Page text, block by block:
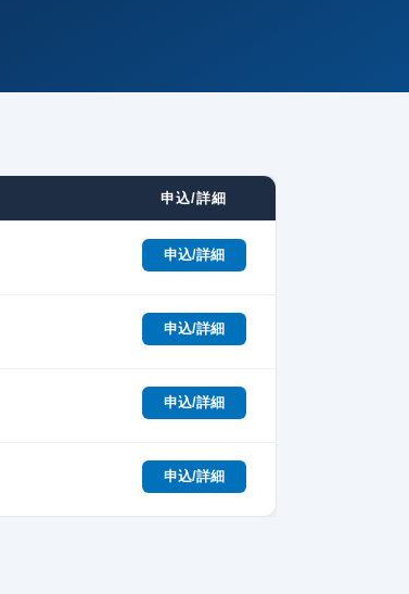
申込/詳細
申込/詳細
申込/詳細
申込/詳細
申込/詳細